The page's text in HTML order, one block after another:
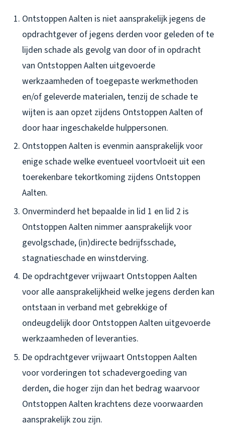
Ontstoppen Aalten is niet aansprakelijk jegens de
opdrachtgever of jegens derden voor geleden of te
lijden schade als gevolg van door of in opdracht
van Ontstoppen Aalten uitgevoerde
werkzaamheden of toegepaste werkmethoden
en/of geleverde materialen, tenzij de schade te
wijten is aan opzet zijdens Ontstoppen Aalten of
door haar ingeschakelde hulppersonen.
Ontstoppen Aalten is evenmin aansprakelijk voor
enige schade welke eventueel voortvloeit uit een
toerekenbare tekortkoming zijdens Ontstoppen
Aalten.
Onverminderd het bepaalde in lid 1 en lid 2 is
Ontstoppen Aalten nimmer aansprakelijk voor
gevolgschade, (in)directe bedrijfsschade,
stagnatieschade en winstderving.
De opdrachtgever vrijwaart Ontstoppen Aalten
voor alle aansprakelijkheid welke jegens derden kan
ontstaan in verband met gebrekkige of
ondeugdelijk door Ontstoppen Aalten uitgevoerde
werkzaamheden of leveranties.
De opdrachtgever vrijwaart Ontstoppen Aalten
voor vorderingen tot schadevergoeding van
derden, die hoger zijn dan het bedrag waarvoor
Ontstoppen Aalten krachtens deze voorwaarden
aansprakelijk zou zijn.